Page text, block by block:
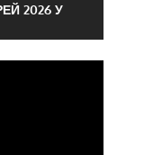
2026 У